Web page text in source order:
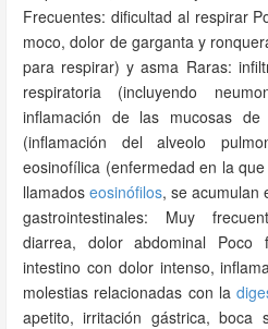
Frecuentes: dificultad al respirar
moco, dolor de garganta y
para respirar) y asma Raras:
respiratoria (incluyendo
inflamación de las mucosas
(inflamación del alveolo
eosinofílica (enfermedad en la
llamados eosinófilos, se acumulan
gastrointestinales: Muy
diarrea, dolor abdominal Poco
intestino con dolor intenso,
molestias relacionadas con la
apetito, irritación gástrica, boca